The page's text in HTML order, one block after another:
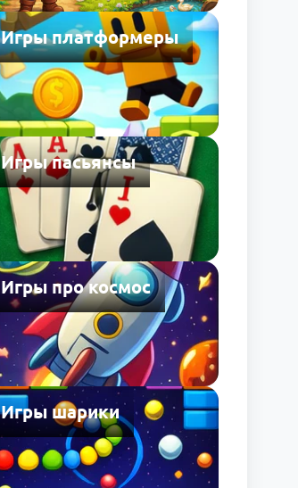
Игры платформеры
Игры пасьянсы
Игры про космос
Игры шарики